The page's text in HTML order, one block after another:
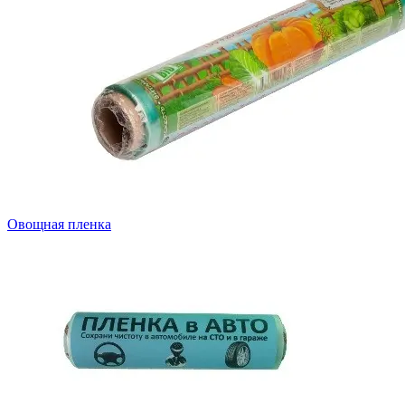
Овощная пленка